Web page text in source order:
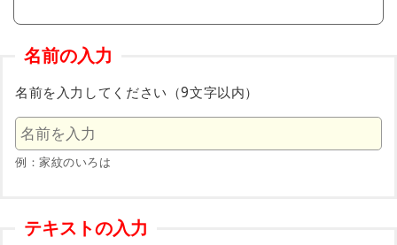
名前の入力
名前を入力してください（9文字以内）
例：家紋のいろは
テキストの入力